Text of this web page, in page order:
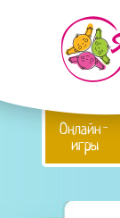
Онлайн-
игры